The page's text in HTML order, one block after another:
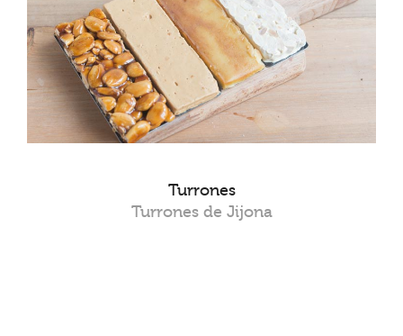
Turrones
Turrones de Jijona